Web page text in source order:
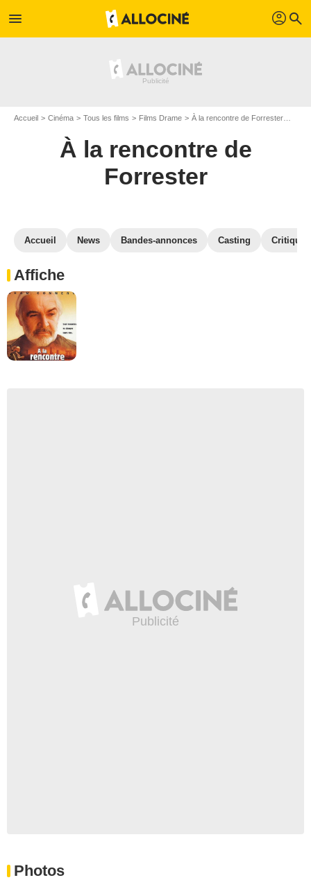
menu profil search
Accueil Cinéma Tous les films Films Drame À la rencontre de Forrester
À la rencontre de
Forrester
Accueil News Bandes-annonces Casting
Affiche
Photos